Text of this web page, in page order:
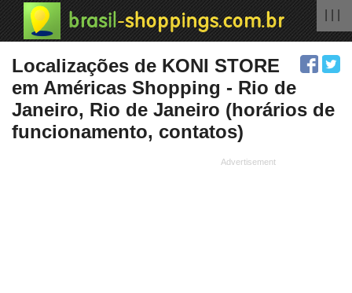
Localizações de KONI STORE
em Américas Shopping - Rio de
Janeiro, Rio de Janeiro (horários de
funcionamento, contatos)